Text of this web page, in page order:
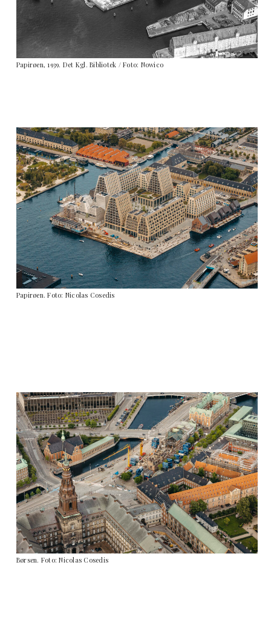
Papirøen, 1939. Det Kgl. Bibliotek / Foto: Nowico
Papirøen. Foto: Nicolas Cosedis
Børsen. Foto: Nicolas Cosedis